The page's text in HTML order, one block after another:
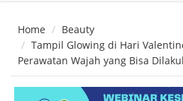
Home
Beauty
Tampil Glowing di Hari
Perawatan Wajah yang Bisa